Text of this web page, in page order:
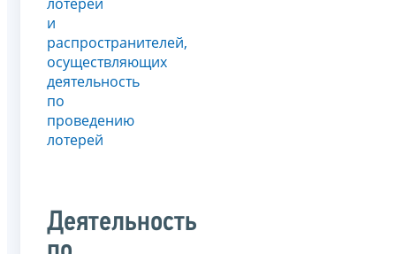
и
распространителей,
осуществляющих
деятельность
по
проведению
лотерей
Деятельность